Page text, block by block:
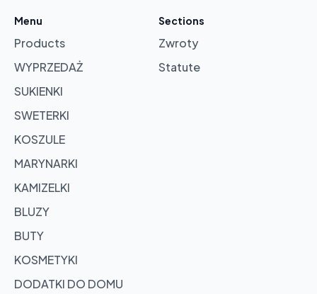
Browse
Menu
Products
WYPRZEDAŻ
SUKIENKI
SWETERKI
KOSZULE
MARYNARKI
KAMIZELKI
BLUZY
BUTY
KOSMETYKI
DODATKI DO DOMU
Sections
Zwroty
Statute